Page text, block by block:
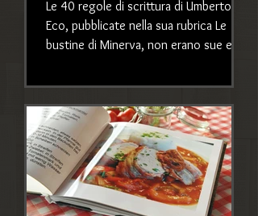
troppo
Le 40 regole di scrittura di Umberto
Eco, pubblicate nella sua rubrica Le
bustine di Minerva, non erano sue e